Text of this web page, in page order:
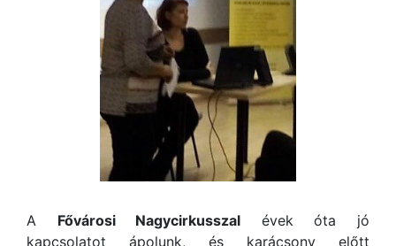
A Fővárosi Nagycirkusszal évek óta jó
kapcsolatot ápolunk, és karácsony előtt